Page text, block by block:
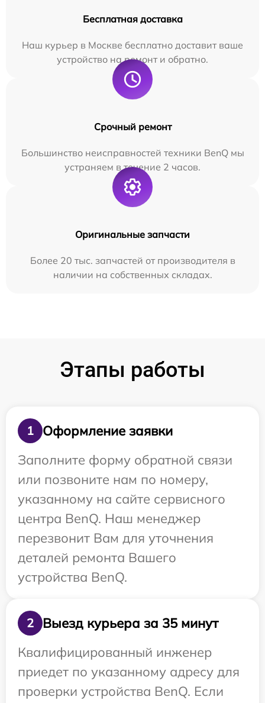
Бесплатная доставка
Наш курьер в Москве бесплатно доставит ваше
устройство на ремонт и обратно.
Срочный ремонт
Большинство неисправностей техники BenQ мы
устраняем в течение 2 часов.
Оригинальные запчасти
Более 20 тыс. запчастей от производителя в
наличии на собственных складах.
Этапы работы
1
Оформление заявки
Заполните форму обратной связи
или позвоните нам по номеру,
указанному на сайте сервисного
центра BenQ. Наш менеджер
перезвонит Вам для уточнения
деталей ремонта Вашего
устройства BenQ.
2
Выезд курьера за 35 минут
Квалифицированный инженер
приедет по указанному адресу для
проверки устройства BenQ. Если